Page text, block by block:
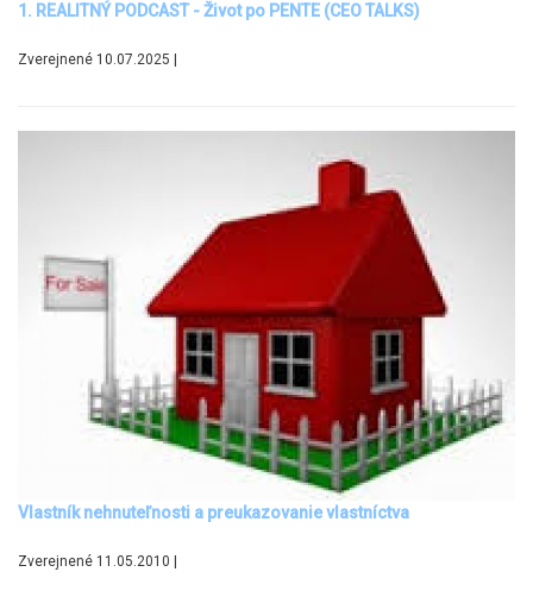
1. REALITNÝ PODCAST - Život po PENTE (CEO TALKS)
Zverejnené 10.07.2025 |
Vlastník nehnuteľnosti a preukazovanie vlastníctva
Zverejnené 11.05.2010 |